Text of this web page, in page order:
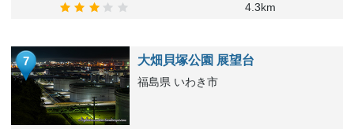
4.3km
7 大畑貝塚公園 展望台
福島県 いわき市